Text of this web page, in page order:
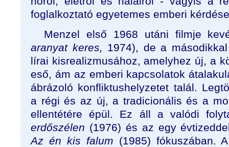
foglalkoztató egyetemes emberi
Menzel első 1968 utáni filmje
aranyat keres, 1974), de a
lírai kisrealizmusához, amelyhez új, a
eső, ám az emberi kapcsolatok
ábrázoló konfliktushelyzetet talál.
a régi és az új, a tradicionális és a
ellentétére épül. Ez áll a valódi
erdőszélen (1976) és az egy
Az én kis falum (1985) fókuszában.